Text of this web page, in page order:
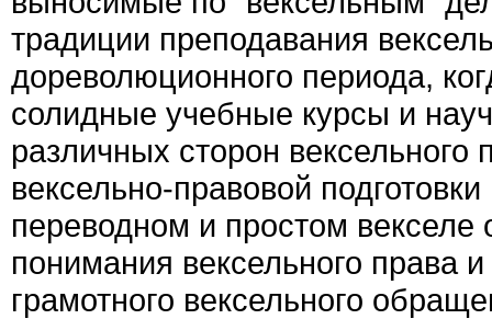
традиции преподавания
дореволюционного периода,
солидные учебные курсы и
различных сторон
вексельно-правовой
переводном и простом
понимания вексельного права
грамотного вексельного